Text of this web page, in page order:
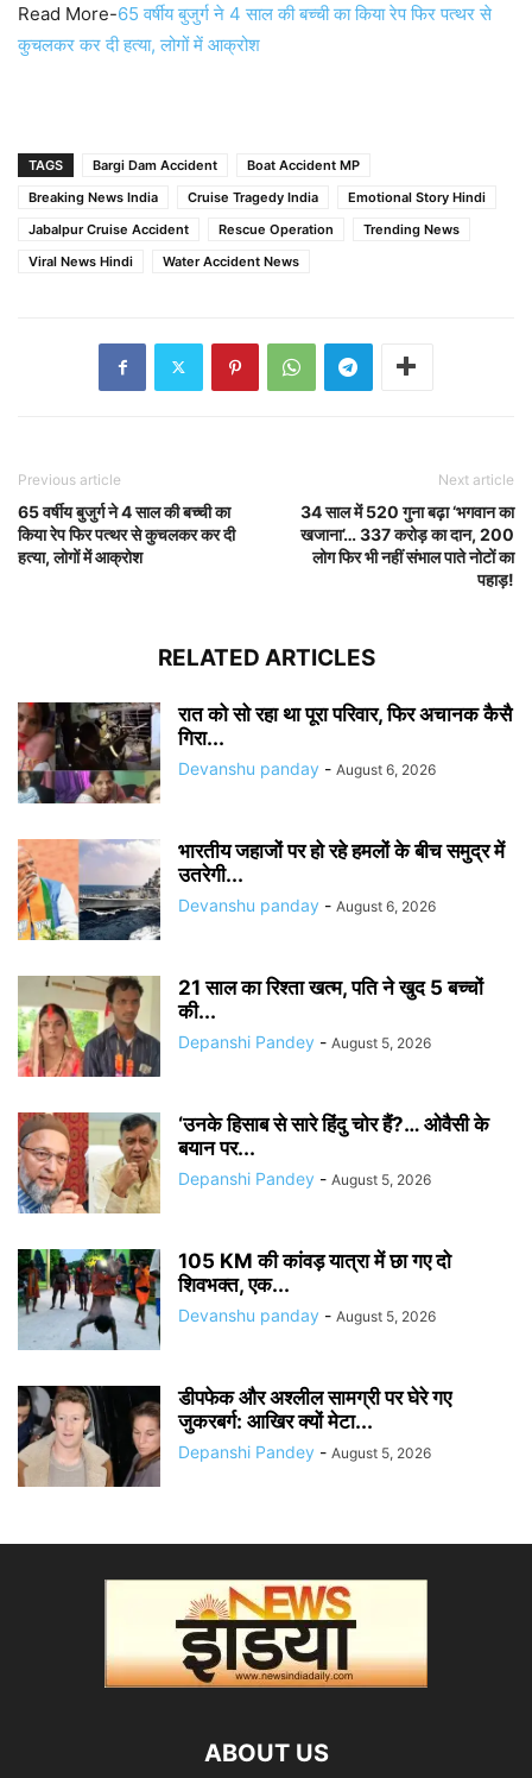
Read More-65 वर्षीय बुजुर्ग ने 4 साल की बच्ची का किया रेप फिर पत्थर से
कुचलकर कर दी हत्या, लोगों में आक्रोश
TAGS Bargi Dam Accident
Boat Accident MP
Breaking News India
Cruise Tragedy India
Emotional Story Hindi
Jabalpur Cruise Accident
Rescue Operation
Trending News
Viral News Hindi
Water Accident News
Previous article
65 वर्षीय बुजुर्ग ने 4 साल की बच्ची का
किया रेप फिर पत्थर से कुचलकर कर दी
हत्या, लोगों में आक्रोश
Next article
34 साल में 520 गुना बढ़ा ‘भगवान का
खजाना’… 337 करोड़ का दान, 200
लोग फिर भी नहीं संभाल पाते नोटों का
पहाड़!
RELATED ARTICLES
रात को सो रहा था पूरा परिवार, फिर अचानक कैसै
गिरा...
Devanshu panday - August 6, 2026
भारतीय जहाजों पर हो रहे हमलों के बीच समुद्र में
उतरेगी...
Devanshu panday - August 6, 2026
21 साल का रिश्ता खत्म, पति ने खुद 5 बच्चों
की...
Depanshi Pandey - August 5, 2026
‘उनके हिसाब से सारे हिंदु चोर हैं?… ओवैसी के
बयान पर...
Depanshi Pandey - August 5, 2026
105 KM की कांवड़ यात्रा में छा गए दो
शिवभक्त, एक...
Devanshu panday - August 5, 2026
डीपफेक और अश्लील सामग्री पर घेरे गए
जुकरबर्ग: आखिर क्यों मेटा...
Depanshi Pandey - August 5, 2026
ABOUT US